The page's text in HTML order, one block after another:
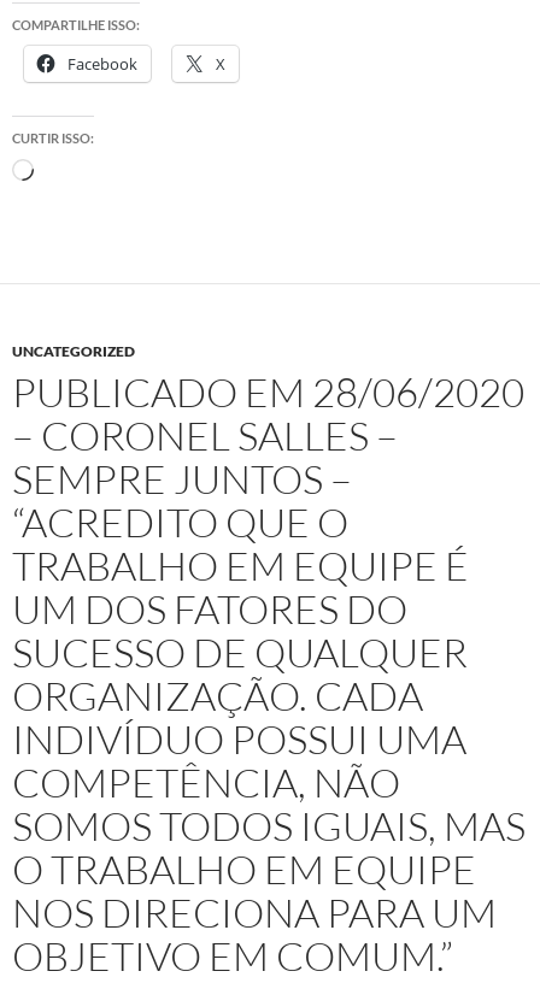
COMPARTILHE ISSO:
Facebook X
CURTIR ISSO:
Carregando...
UNCATEGORIZED
PUBLICADO EM 28/06/2020
– CORONEL SALLES –
SEMPRE JUNTOS –
“ACREDITO QUE O
TRABALHO EM EQUIPE É
UM DOS FATORES DO
SUCESSO DE QUALQUER
ORGANIZAÇÃO. CADA
INDIVÍDUO POSSUI UMA
COMPETÊNCIA, NÃO
SOMOS TODOS IGUAIS, MAS
O TRABALHO EM EQUIPE
NOS DIRECIONA PARA UM
OBJETIVO EM COMUM.”